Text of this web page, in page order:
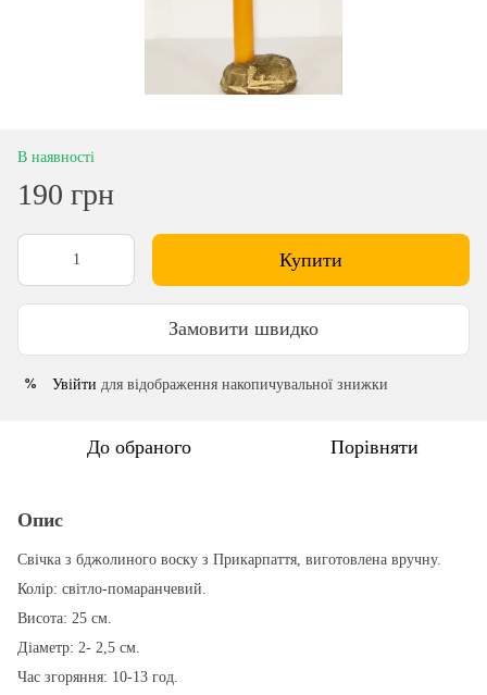
В наявності
190 грн
Купити
Замовити швидко
% Увійти для відображення накопичувальної знижки
До обраного Порівняти
Опис
Свічка з бджолиного воску з Прикарпаття, виготовлена вручну.
Колір: світло-помаранчевий.
Висота: 25 см.
Діаметр: 2- 2,5 см.
Час згоряння: 10-13 год.